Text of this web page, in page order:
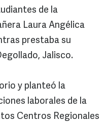
de la
Laura Angélica
prestaba su
Jalisco.
y planteó la
laborales de la
Centros Regionales